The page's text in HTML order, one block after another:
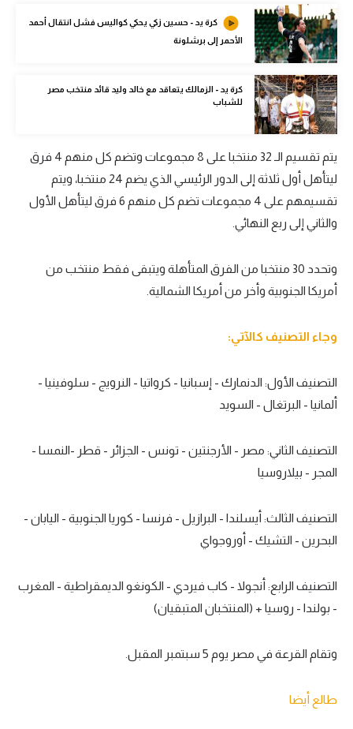
في المونديال
رياضة نسائية
آسيا
أمريكا
ركن الألعاب
أقسام خاصة
Gamers
تحقيق في الجول
حكايات في الجول
فيديو في الجول
كرة يد - حسين زكي يحكي كواليس فشل انتقال أحمد
الأحمر إلى برشلونة
كرة يد - الزمالك يتعاقد مع خالد وليد قائد منتخب مصر
للشباب
يتم تقسيم الـ 32 منتخبا على 8 مجموعات وتضم كل منهم 4 فرق
ليتأهل أول ثلاثة إلى الدور الرئيسي الذي يضم 24 منتخبا، ويتم
تقسيمهم على 4 مجموعات تضم كل منهم 6 فرق ليتأهل الأول
والثاني إلى ربع النهائي.
وتحدد 30 منتخبا من الفرق المتأهلة ويتبقى فقط منتخب من
أمريكا الجنوبية وأخر من أمريكا الشمالية.
وجاء التصنيف كالآتي:
التصنيف الأول: الدنمارك - إسبانيا - كرواتيا - النرويج - سلوفينيا -
ألمانيا - البرتغال - السويد
التصنيف الثاني: مصر - الأرجنتين - تونس - الجزائر - قطر -النمسا -
المجر - بيلاروسيا
التصنيف الثالث: أيسلندا - البرازيل - فرنسا - كوريا الجنوبية - اليابان -
البحرين - التشيك - أوروجواي
التصنيف الرابع: أنجولا - كاب فيردي - الكونغو الديمقراطية - المغرب
- بولندا - روسيا + (المنتخبان المتبقيان)
وتقام القرعة في مصر يوم 5 سبتمبر المقبل.
طالع أيضا